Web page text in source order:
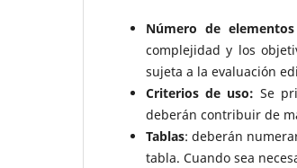
Número de
complejidad y los
sujeta a la evaluación
Criterios de uso: Se
deberán contribuir de
Tablas: deberán
tabla. Cuando sea